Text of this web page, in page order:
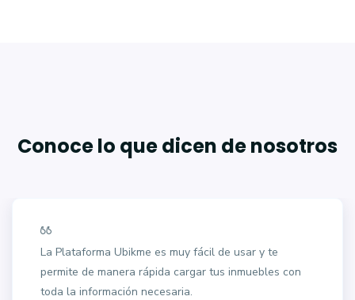
Conoce lo que dicen de nosotros
La Plataforma Ubikme es muy fácil de usar y te
permite de manera rápida cargar tus inmuebles con
toda la información necesaria.